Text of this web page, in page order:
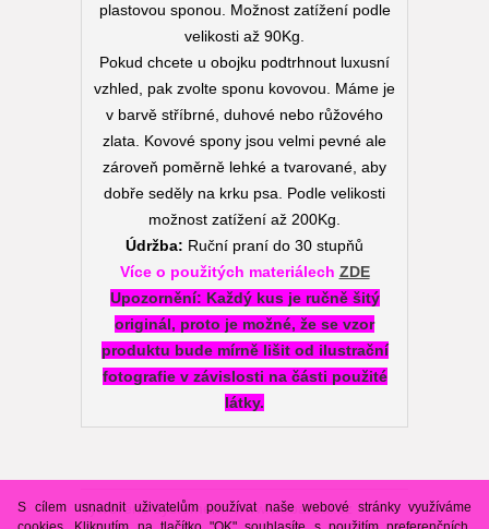
S cílem usnadnit uživatelům používat naše webové stránky využíváme
plastovou sponou. Možnost zatížení podle
velikosti až 90Kg.
Pokud chcete u obojku podtrhnout luxusní
vzhled, pak zvolte sponu kovovou. Máme je
v barvě stříbrné, duhové nebo růžového
zlata. Kovové spony jsou velmi pevné ale
zároveň poměrně lehké a tvarované, aby
dobře seděly na krku psa. Podle velikosti
možnost zatížení až 200Kg.
Údržba: Ruční praní do 30 stupňů
Více o použitých materiálech ZDE
Upozornění: Každý kus je ručně šitý
originál, proto je možné, že se vzor
produktu bude mírně lišit od ilustrační
fotografie v závislosti na části použité
látky.
Vytvořeno systémem www.webareal.cz